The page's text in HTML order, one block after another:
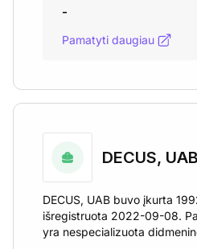
-
Pamatyti daugiau
DECUS, UAB
DECUS, UAB buvo įkurta
išregistruota 2022-09-08.
yra nespecializuota